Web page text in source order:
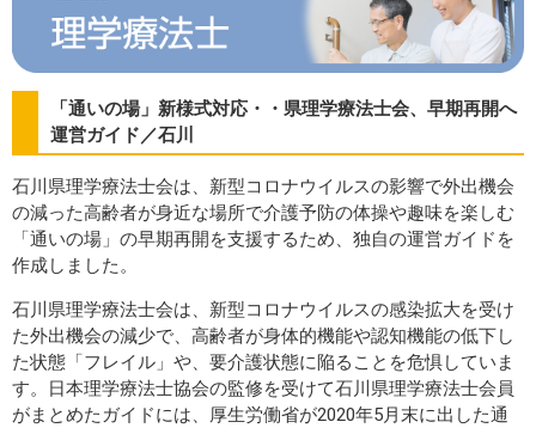
「通いの場」新様式対応・・県理学療法士会、早期再開へ
運営ガイド／石川
石川県理学療法士会は、新型コロナウイルスの影響で外出機会
の減った高齢者が身近な場所で介護予防の体操や趣味を楽しむ
「通いの場」の早期再開を支援するため、独自の運営ガイドを
作成しました。
石川県理学療法士会は、新型コロナウイルスの感染拡大を受け
た外出機会の減少で、高齢者が身体的機能や認知機能の低下し
た状態「フレイル」や、要介護状態に陥ることを危惧していま
す。日本理学療法士協会の監修を受けて石川県理学療法士会員
がまとめたガイドには、厚生労働省が2020年5月末に出した通